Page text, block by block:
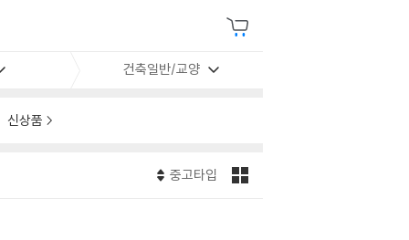
건축일반/교양
신상품
중고타입